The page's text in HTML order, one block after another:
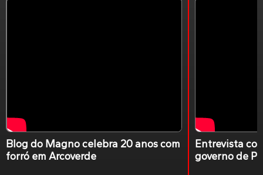
Blog do Magno celebra 20 anos com
forró em Arcoverde
Entrevista
governo de